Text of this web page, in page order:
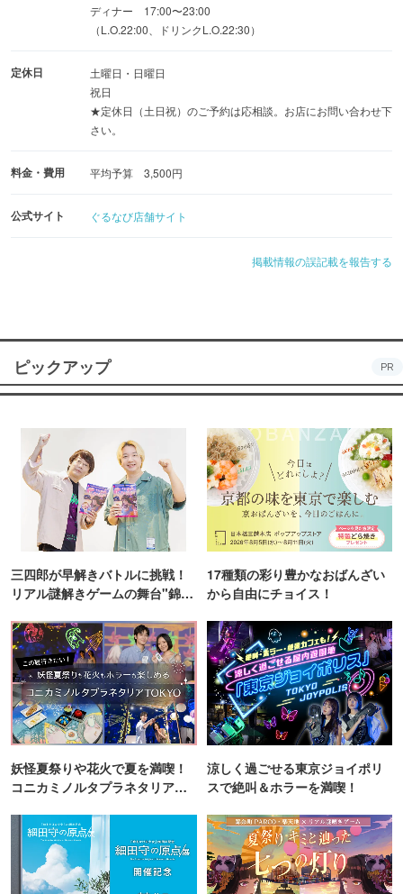
ディナー 17:00〜23:00
（L.O.22:00、ドリンクL.O.22:30）
定休日
土曜日・日曜日
祝日
★定休日（土日祝）のご予約は応相談。お店にお問い合わせ下
さい。
料金・費用 平均予算 3,500円
公式サイト ぐるなび店舗サイト
掲載情報の誤記載を報告する
ピックアップ PR
三四郎が早解きバトルに挑戦！
リアル謎解きゲームの舞台"錦糸
17種類の彩り豊かなおばんざい
から自由にチョイス！
妖怪夏祭りや花火で夏を満喫！
コニカミノルタプラネタリア
涼しく過ごせる東京ジョイポリ
スで絶叫＆ホラーを満喫！